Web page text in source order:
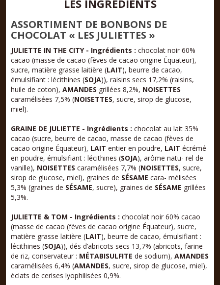
LES INGRÉDIENTS
ASSORTIMENT DE BONBONS DE
CHOCOLAT « LES JULIETTES »
JULIETTE IN THE CITY - Ingrédients : chocolat noir 60%
cacao (masse de cacao (fèves de cacao origine Équateur),
sucre, matière grasse laitière (LAIT), beurre de cacao,
émulsifiant : lécithines (SOJA)), raisins secs 17,2% (raisins,
huile de coton), AMANDES grillées 8,2%, NOISETTES
caramélisées 7,5% (NOISETTES, sucre, sirop de glucose,
miel).
GRAINE DE JULIETTE - Ingrédients : chocolat au lait 35%
cacao (sucre, beurre de cacao, masse de cacao (fèves de
cacao origine Équateur), LAIT entier en poudre, LAIT écrémé
en poudre, émulsifiant : lécithines (SOJA), arôme natu- rel de
vanille), NOISETTES caramélisées 7,7% (NOISETTES, sucre,
sirop de glucose, miel), graines de SÉSAME cara- mélisées
5,3% (graines de SÉSAME, sucre), graines de SÉSAME grillées
5,3%.
JULIETTE & TOM - Ingrédients : chocolat noir 60% cacao
(masse de cacao (fèves de cacao origine Équateur), sucre,
matière grasse laitière (LAIT), beurre de cacao, émulsifiant :
lécithines (SOJA)), dés d’abricots secs 13,7% (abricots, farine
de riz, conservateur : MÉTABISULFITE de sodium), AMANDES
caramélisées 6,4% (AMANDES, sucre, sirop de glucose, miel),
éclats de cerises lyophilisées 0,9%.